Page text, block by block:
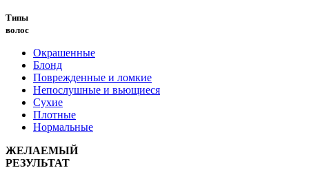
Типы
волос
Окрашенные
Блонд
Поврежденные и ломкие
Непослушные и вьющиеся
Сухие
Плотные
Нормальные
ЖЕЛАЕМЫЙ
РЕЗУЛЬТАТ